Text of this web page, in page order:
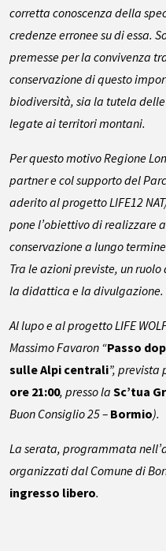
corretta conoscenza della
credenze erronee su di essa.
premesse per la convivenza
conservazione di questo
biodiversità, sia la tutela
legate ai territori montani.
Per questo motivo Regione
partner e col supporto del
aderito al progetto LIFE12
pone l’obiettivo di realizzare
conservazione a lungo
Tra le azioni previste, un
la didattica e la divulgazione.
Al lupo e al progetto LIFE
Massimo Favaron “Passo
sulle Alpi centrali”, prevista
ore 21:00, presso la Sc’tua
Buon Consiglio 25 – Bormio).
La serata, programmata
organizzati dal Comune di
ingresso libero.